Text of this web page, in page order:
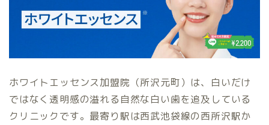
ホワイトエッセンス加盟院（所沢元町）は、白いだけ
ではなく透明感の溢れる自然な白い歯を追及している
クリニックです。最寄り駅は西武池袋線の西所沢駅か